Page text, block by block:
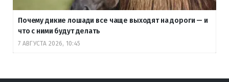
Почему дикие лошади все чаще выходят на дороги — и
что с ними будут делать
7 АВГУСТА 2026, 10:45